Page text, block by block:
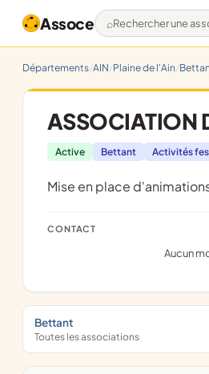
Assoce Rechercher une
Départements AIN Plaine de l'Ain
ASSOCIATION
Active Bettant Activités
mise en place
CONTACT
Aucun
Bettant
Toutes les associations